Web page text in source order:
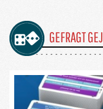
GEFRAGT